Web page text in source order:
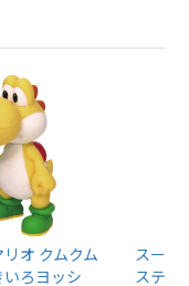
オ クムクム
ろヨッシ
スーパ
ステッ